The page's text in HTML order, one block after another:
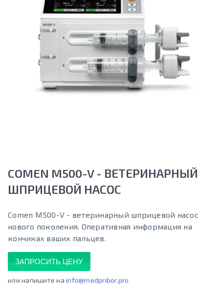
COMEN M500-V - ВЕТЕРИНАРНЫЙ
ШПРИЦЕВОЙ НАСОС
Comen M500-V - ветеринарный шприцевой насос
нового поколения. Оперативная информация на
кончиках ваших пальцев.
ЗАПРОСИТЬ ЦЕНУ
или напишите на info@medpribor.pro